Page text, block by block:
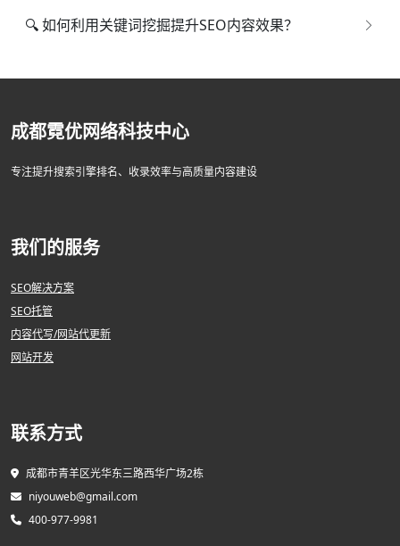
🔍 如何利用关键词挖掘提升SEO内容效果？
成都霓优网络科技中心
专注提升搜索引擎排名、收录效率与高质量内容建设
我们的服务
SEO解决方案
SEO托管
内容代写/网站代更新
网站开发
联系方式
成都市青羊区光华东三路西华广场2栋
niyouweb@gmail.com
400-977-9981